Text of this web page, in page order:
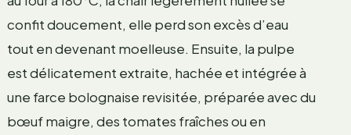
confit doucement, elle perd son excès d’eau
tout en devenant moelleuse. Ensuite, la pulpe
est délicatement extraite, hachée et intégrée à
une farce bolognaise revisitée, préparée avec du
bœuf maigre, des tomates fraîches ou en